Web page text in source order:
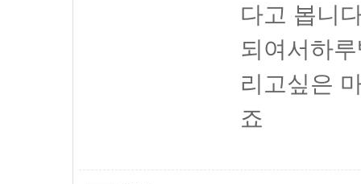
다고 봅니
되여서하
리고싶은
죠